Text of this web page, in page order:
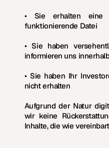
• Sie erhalten eine
funktionierende Datei
• Sie haben
informieren uns
• Sie haben Ihr
nicht erhalten
Aufgrund der Natur
wir keine
Inhalte, die wie